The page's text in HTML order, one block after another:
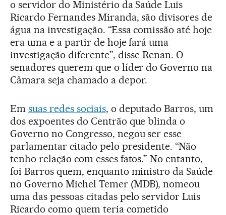
o servidor do Ministério da Saúde Luis
Ricardo Fernandes Miranda, são divisores de
água na investigação. “Essa comissão até hoje
era uma e a partir de hoje fará uma
investigação diferente”, disse Renan. O
senadores querem que o líder do Governo na
Câmara seja chamado a depor.
Em suas redes sociais, o deputado Barros, um
dos expoentes do Centrão que blinda o
Governo no Congresso, negou ser esse
parlamentar citado pelo presidente. “Não
tenho relação com esses fatos.” No entanto,
foi Barros quem, enquanto ministro da Saúde
no Governo Michel Temer (MDB), nomeou
uma das pessoas citadas pelo servidor Luis
Ricardo como quem teria cometido